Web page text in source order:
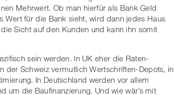
Mehrwert. Ob man hierfür als Bank Geld
Wert für die Bank sieht, wird dann jedes Haus
Sicht auf den Kunden und kann ihn somit
sein werden. In UK eher die Raten-
der Schweiz vermutlich Wertschriften-Depots, in
In Deutschland werden vor allem
um die Baufinanzierung. Und wie wär’s mit